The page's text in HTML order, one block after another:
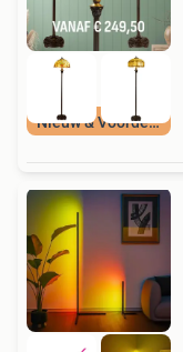
Nieuw & Voordelig